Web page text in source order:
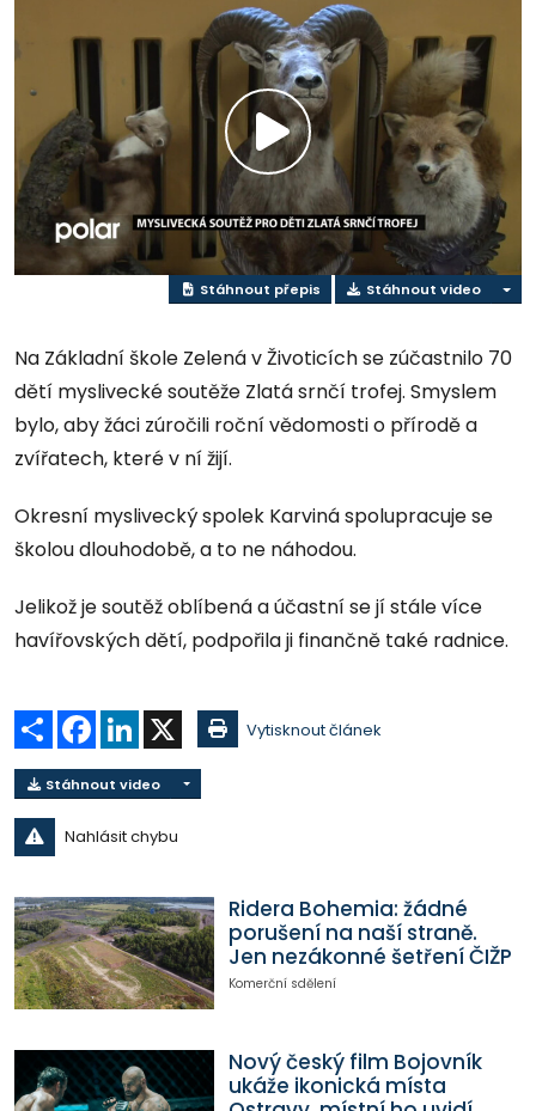
Přehrát
video
Stáhnout přepis Stáhnout video
Na Základní škole Zelená v Životicích se zúčastnilo 70
dětí myslivecké soutěže Zlatá srnčí trofej. Smyslem
bylo, aby žáci zúročili roční vědomosti o přírodě a
zvířatech, které v ní žijí.
Okresní myslivecký spolek Karviná spolupracuje se
školou dlouhodobě, a to ne náhodou.
Jelikož je soutěž oblíbená a účastní se jí stále více
havířovských dětí, podpořila ji finančně také radnice.
Sdílet Facebook
LinkedIn Vytisknout článek
Stáhnout video
Nahlásit chybu
Ridera Bohemia: žádné
porušení na naší straně.
Jen nezákonné šetření ČIŽP
Komerční sdělení
Nový český film Bojovník
ukáže ikonická místa